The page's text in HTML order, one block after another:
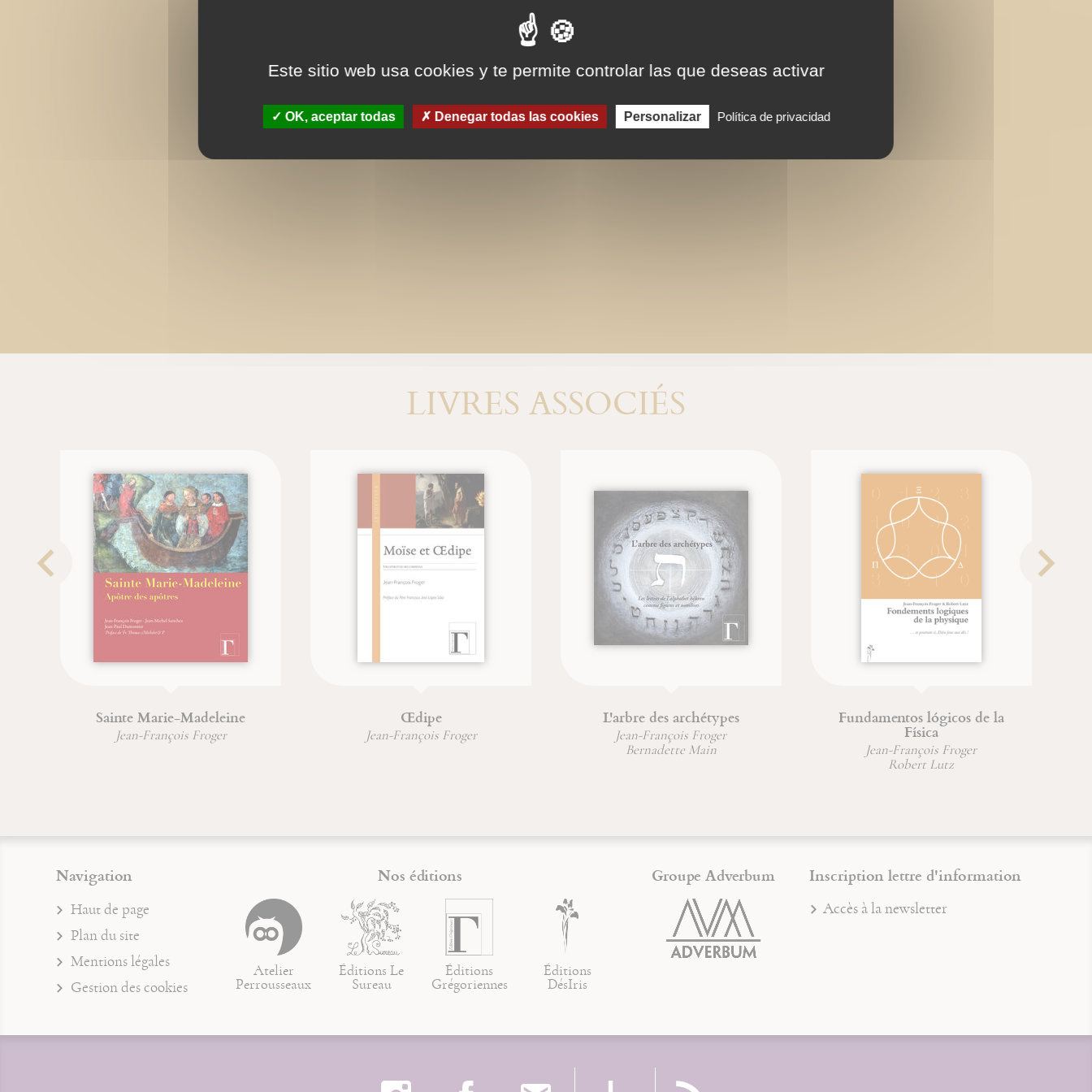
LIVRES ASSOCIÉS
Sainte Marie-Madeleine
Jean-François Froger
Œdipe
Jean-François Froger
L'arbre des archétypes
Jean-François Froger
Bernadette Main
Fundamentos lógicos de la
Física
Jean-François Froger
Robert Lutz
Navigation
Haut de page
Plan du site
Mentions légales
Gestion des cookies
Nos éditions
Atelier
Perrousseaux
Éditions Le
Sureau
Éditions
Grégoriennes
Éditions
DésIris
Groupe Adverbum Inscription lettre d'information
Accès à la newsletter
Este sitio web usa cookies y te permite controlar las que deseas activar
OK, aceptar todas Denegar todas las cookies Personalizar Política de privacidad